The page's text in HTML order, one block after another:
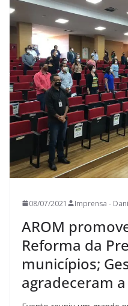
08/07/2021 Imprensa -
AROM
Reforma da
municípios;
agradeceram